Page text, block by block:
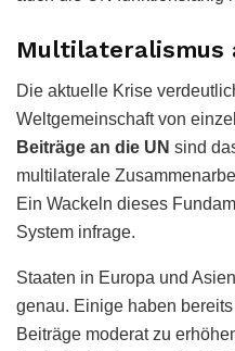
Multilateralismus
Die aktuelle Krise
Weltgemeinschaft von
Beiträge an die UN sind
multilaterale
Ein Wackeln dieses
System infrage.
Staaten in Europa und
genau. Einige haben
Beiträge moderat zu